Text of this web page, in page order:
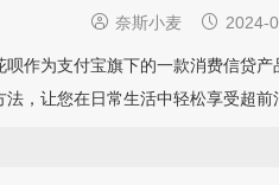
 奈斯小麦  2024-
作为支付宝旗下的一款消费信贷
法，让您在日常生活中轻松享受超前